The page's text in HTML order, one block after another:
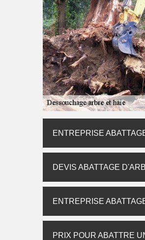
ENTREPRISE
DEVIS ABATTAGE
ENTREPRISE
PRIX POUR ABATTRE